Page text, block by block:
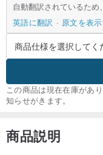
自動翻訳されているため
英語に翻訳
原文を表
この商品は現在在庫があ
知らせがきます。
商品説明